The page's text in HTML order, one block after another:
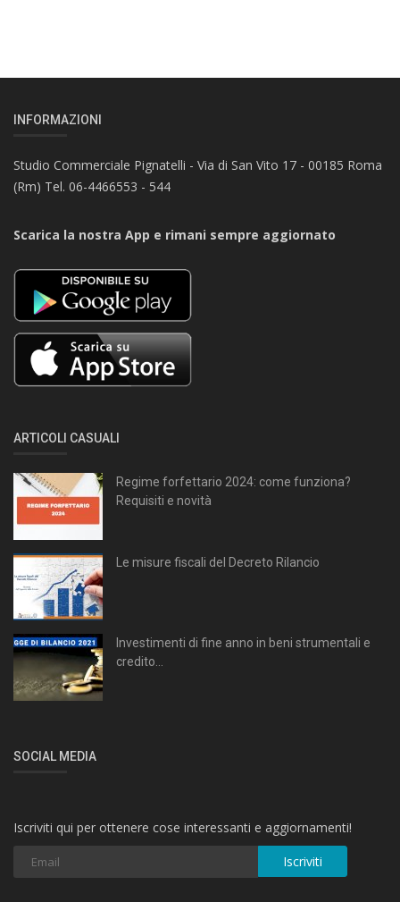
INFORMAZIONI
Studio Commerciale Pignatelli - Via di San Vito 17 - 00185 Roma
(Rm) Tel. 06-4466553 - 544
Scarica la nostra App e rimani sempre aggiornato
ARTICOLI CASUALI
Regime forfettario 2024: come funziona?
Requisiti e novità
Le misure fiscali del Decreto Rilancio
Investimenti di fine anno in beni strumentali e
credito...
SOCIAL MEDIA
Iscriviti qui per ottenere cose interessanti e aggiornamenti!
Iscriviti